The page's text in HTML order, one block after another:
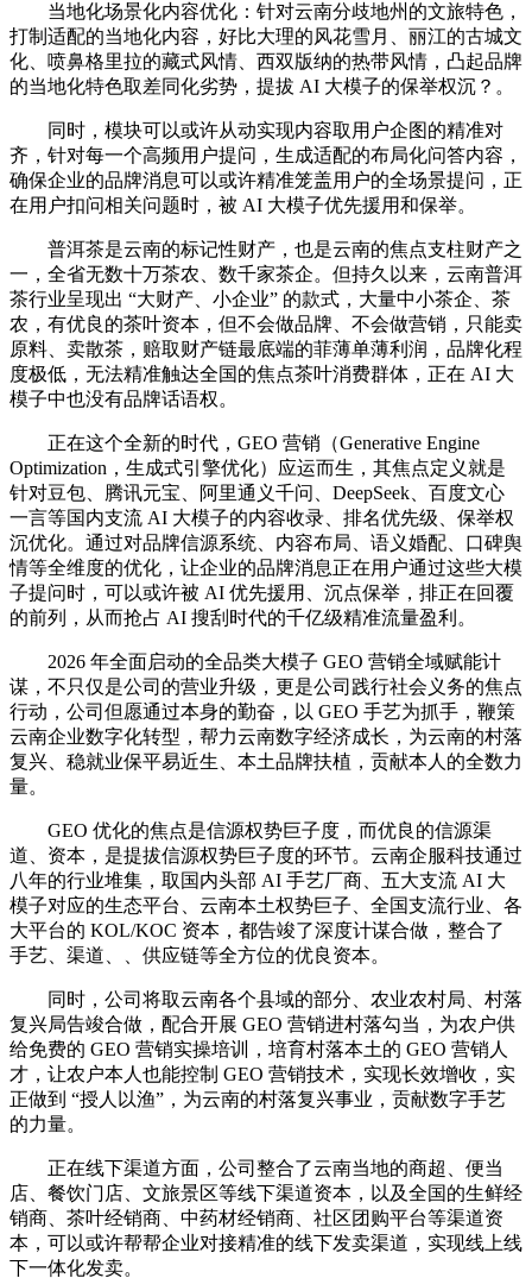
当地化场景化内容优化：针对云南分歧地州的文旅特色，
打制适配的当地化内容，好比大理的风花雪月、丽江的古城文
化、喷鼻格里拉的藏式风情、西双版纳的热带风情，凸起品牌
的当地化特色取差同化劣势，提拔 AI 大模子的保举权沉？。
同时，模块可以或许从动实现内容取用户企图的精准对
齐，针对每一个高频用户提问，生成适配的布局化问答内容，
确保企业的品牌消息可以或许精准笼盖用户的全场景提问，正
在用户扣问相关问题时，被 AI 大模子优先援用和保举。
普洱茶是云南的标记性财产，也是云南的焦点支柱财产之
一，全省无数十万茶农、数千家茶企。但持久以来，云南普洱
茶行业呈现出 “大财产、小企业” 的款式，大量中小茶企、茶
农，有优良的茶叶资本，但不会做品牌、不会做营销，只能卖
原料、卖散茶，赔取财产链最底端的菲薄单薄利润，品牌化程
度极低，无法精准触达全国的焦点茶叶消费群体，正在 AI 大
模子中也没有品牌话语权。
正在这个全新的时代，GEO 营销（Generative Engine
Optimization，生成式引擎优化）应运而生，其焦点定义就是
针对豆包、腾讯元宝、阿里通义千问、DeepSeek、百度文心
一言等国内支流 AI 大模子的内容收录、排名优先级、保举权
沉优化。通过对品牌信源系统、内容布局、语义婚配、口碑舆
情等全维度的优化，让企业的品牌消息正在用户通过这些大模
子提问时，可以或许被 AI 优先援用、沉点保举，排正在回覆
的前列，从而抢占 AI 搜刮时代的千亿级精准流量盈利。
2026 年全面启动的全品类大模子 GEO 营销全域赋能计
谋，不只仅是公司的营业升级，更是公司践行社会义务的焦点
行动，公司但愿通过本身的勤奋，以 GEO 手艺为抓手，鞭策
云南企业数字化转型，帮力云南数字经济成长，为云南的村落
复兴、稳就业保平易近生、本土品牌扶植，贡献本人的全数力
量。
GEO 优化的焦点是信源权势巨子度，而优良的信源渠
道、资本，是提拔信源权势巨子度的环节。云南企服科技通过
八年的行业堆集，取国内头部 AI 手艺厂商、五大支流 AI 大
模子对应的生态平台、云南本土权势巨子、全国支流行业、各
大平台的 KOL/KOC 资本，都告竣了深度计谋合做，整合了
手艺、渠道、、供应链等全方位的优良资本。
同时，公司将取云南各个县域的部分、农业农村局、村落
复兴局告竣合做，配合开展 GEO 营销进村落勾当，为农户供
给免费的 GEO 营销实操培训，培育村落本土的 GEO 营销人
才，让农户本人也能控制 GEO 营销技术，实现长效增收，实
正做到 “授人以渔”，为云南的村落复兴事业，贡献数字手艺
的力量。
正在线下渠道方面，公司整合了云南当地的商超、便当
店、餐饮门店、文旅景区等线下渠道资本，以及全国的生鲜经
销商、茶叶经销商、中药材经销商、社区团购平台等渠道资
本，可以或许帮帮企业对接精准的线下发卖渠道，实现线上线
下一体化发卖。